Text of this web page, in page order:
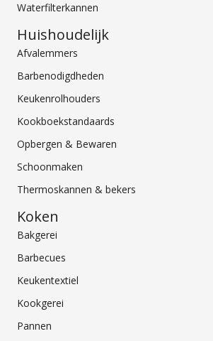
Waterfilterkannen
Huishoudelijk
Afvalemmers
Barbenodigdheden
Keukenrolhouders
Kookboekstandaards
Opbergen & Bewaren
Schoonmaken
Thermoskannen & bekers
Koken
Bakgerei
Barbecues
Keukentextiel
Kookgerei
Pannen